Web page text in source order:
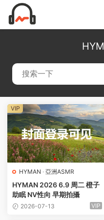
HYMAN · 亞洲ASMR
HYMAN 2026 6.9 周二 橙子
助眠 NV性向 早期拍攝
2026-07-13 VIP
VIP